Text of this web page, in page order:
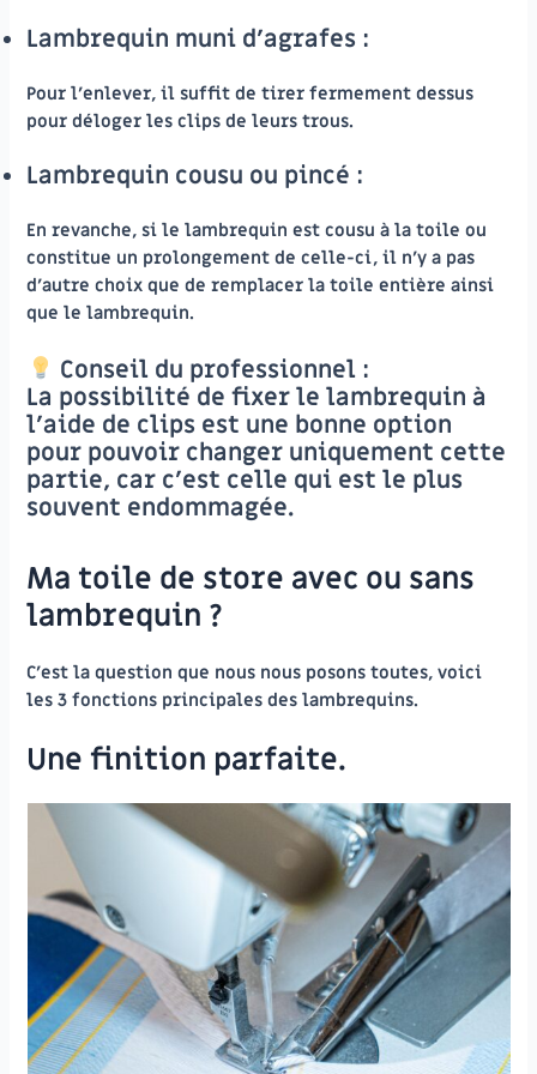
Lambrequin muni d’agrafes :
Pour l’enlever, il suffit de tirer fermement dessus
pour déloger les clips de leurs trous.
Lambrequin cousu ou pincé :
En revanche, si le lambrequin est cousu à la toile ou
constitue un prolongement de celle-ci, il n’y a pas
d’autre choix que de remplacer la toile entière ainsi
que le lambrequin.
Conseil du professionnel :
La possibilité de fixer le lambrequin à
l’aide de clips est une bonne option
pour pouvoir changer uniquement cette
partie, car c’est celle qui est le plus
souvent endommagée.
Ma toile de store avec ou sans
lambrequin ?
C’est la question que nous nous posons toutes, voici
les 3 fonctions principales des lambrequins.
Une finition parfaite.